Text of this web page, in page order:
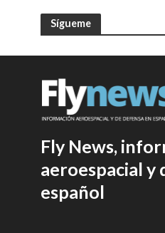
Sígueme
Fly News,
aeroespacial y
español